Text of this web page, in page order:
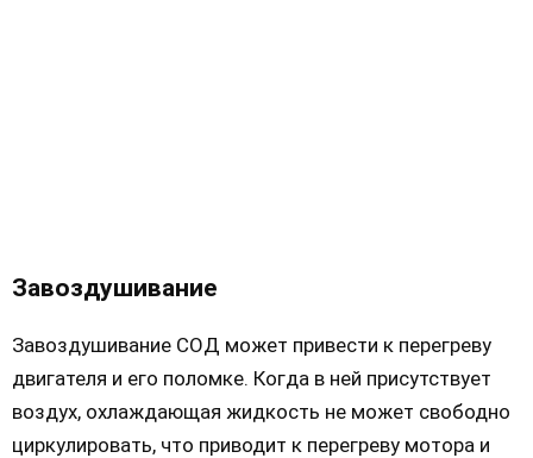
Завоздушивание
Завоздушивание СОД может привести к перегреву
двигателя и его поломке. Когда в ней присутствует
воздух, охлаждающая жидкость не может свободно
циркулировать, что приводит к перегреву мотора и